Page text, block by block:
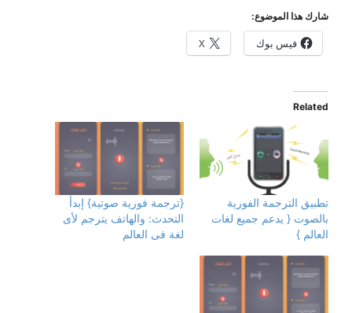
شارك هذا الموضوع:
فيس بوك X
Related
تطبيق الترجمة الفورية
بالصوت { يدعم جميع لغات
العالم }
{ترجمة فورية صوتية} إبدأ
التحدث: والهاتف يترجم لأى
لغة فى العالم